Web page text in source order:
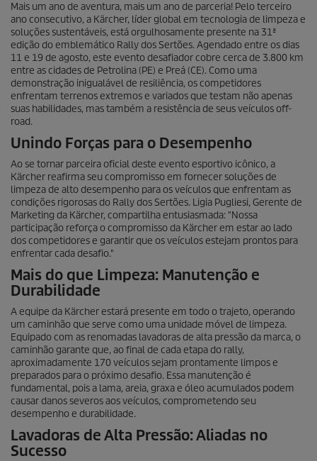
Mais um ano de aventura, mais um ano de parceria! Pelo terceiro
ano consecutivo, a Kärcher, líder global em tecnologia de limpeza e
soluções sustentáveis, está orgulhosamente presente na 31ª
edição do emblemático Rally dos Sertões. Agendado entre os dias
11 e 19 de agosto, este evento desafiador cobre cerca de 3.800 km
entre as cidades de Petrolina (PE) e Preá (CE). Como uma
demonstração inigualável de resiliência, os competidores
enfrentam terrenos extremos e variados que testam não apenas
suas habilidades, mas também a resistência de seus veículos off-
road.
Unindo Forças para o Desempenho
Ao se tornar parceira oficial deste evento esportivo icônico, a
Kärcher reafirma seu compromisso em fornecer soluções de
limpeza de alto desempenho para os veículos que enfrentam as
condições rigorosas do Rally dos Sertões. Ligia Pugliesi, Gerente de
Marketing da Kärcher, compartilha entusiasmada: "Nossa
participação reforça o compromisso da Kärcher em estar ao lado
dos competidores e garantir que os veículos estejam prontos para
enfrentar cada desafio."
Mais do que Limpeza: Manutenção e
Durabilidade
A equipe da Kärcher estará presente em todo o trajeto, operando
um caminhão que serve como uma unidade móvel de limpeza.
Equipado com as renomadas lavadoras de alta pressão da marca, o
caminhão garante que, ao final de cada etapa do rally,
aproximadamente 170 veículos sejam prontamente limpos e
preparados para o próximo desafio. Essa manutenção é
fundamental, pois a lama, areia, graxa e óleo acumulados podem
causar danos severos aos veículos, comprometendo seu
desempenho e durabilidade.
Lavadoras de Alta Pressão: Aliadas no
Sucesso